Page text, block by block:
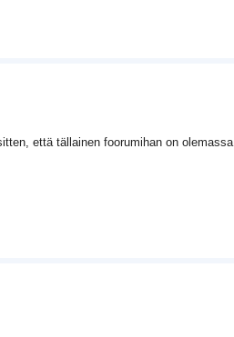
että tällainen foorumihan on olemassa